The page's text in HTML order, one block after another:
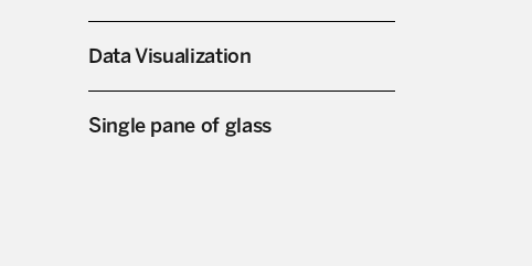
Data Visualization
Single pane of glass